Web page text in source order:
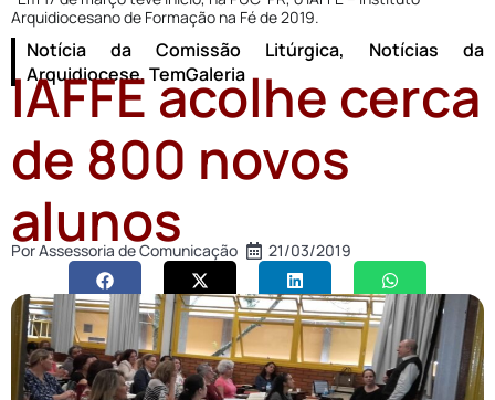
Arquidiocesano de Formação na Fé de 2019.
Notícia da Comissão Litúrgica, Notícias da
Arquidiocese,TemGaleria
IAFFE acolhe cerca
de 800 novos
alunos
PorAssessoria de Comunicação 21/03/2019